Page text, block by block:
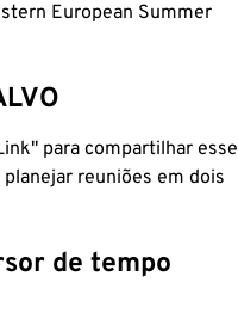
European Summer
para compartilhar esse
reuniões em dois
de tempo